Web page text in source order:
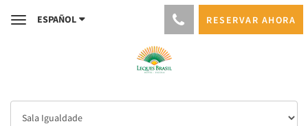
ToggleESPAÑOL RESERVAR AHORA